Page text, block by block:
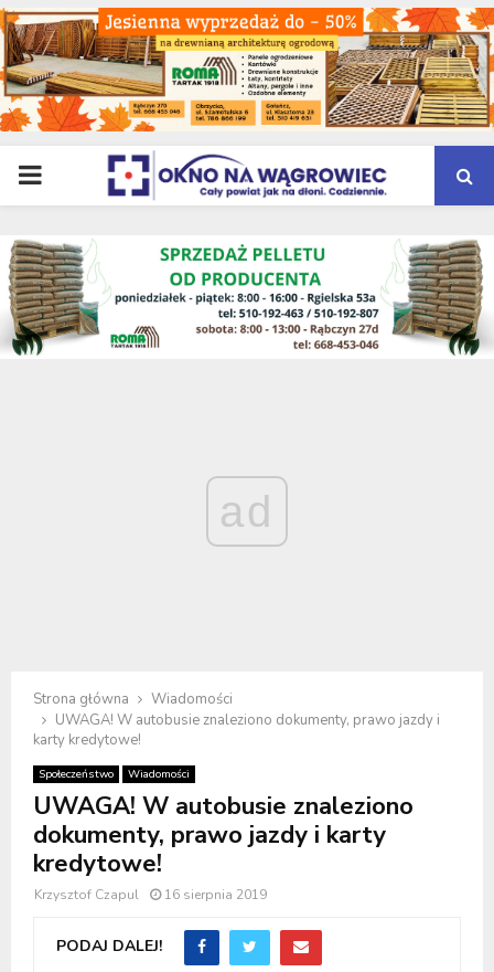
PRIMARY
MENU
ad
Strona główna
Wiadomości
UWAGA! W autobusie znaleziono dokumenty, prawo jazdy i
karty kredytowe!
Społeczeństwo Wiadomości
UWAGA! W autobusie znaleziono
dokumenty, prawo jazdy i karty
kredytowe!
Krzysztof Czapul 16 sierpnia 2019
PODAJ DALEJ!